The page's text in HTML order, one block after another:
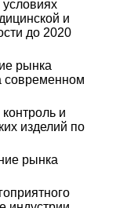
и
до 2020
рынка
современном
и
изделий по
рынка